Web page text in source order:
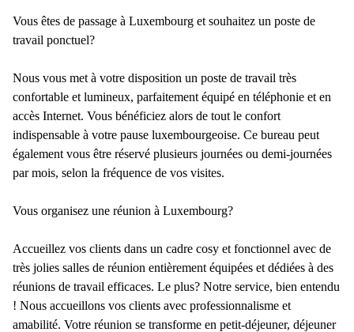
Vous êtes de passage à Luxembourg et souhaitez un poste de
travail ponctuel?
Nous vous met à votre disposition un poste de travail très
confortable et lumineux, parfaitement équipé en téléphonie et en
accès Internet. Vous bénéficiez alors de tout le confort
indispensable à votre pause luxembourgeoise. Ce bureau peut
également vous être réservé plusieurs journées ou demi-journées
par mois, selon la fréquence de vos visites.
Vous organisez une réunion à Luxembourg?
Accueillez vos clients dans un cadre cosy et fonctionnel avec de
très jolies salles de réunion entièrement équipées et dédiées à des
réunions de travail efficaces. Le plus? Notre service, bien entendu
! Nous accueillons vos clients avec professionnalisme et
amabilité. Votre réunion se transforme en petit-déjeuner, déjeuner